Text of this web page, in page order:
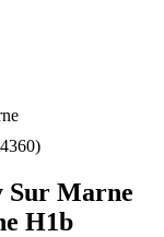
)
Sur Marne
H1b